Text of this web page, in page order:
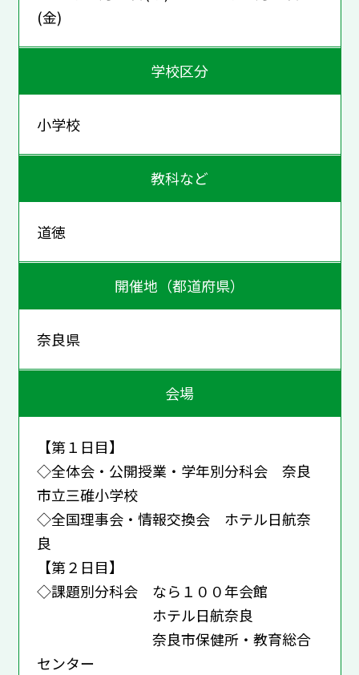
(金)
学校区分
小学校
教科など
道徳
開催地（都道府県）
奈良県
会場
【第１日目】
◇全体会・公開授業・学年別分科会 奈良
市立三碓小学校
◇全国理事会・情報交換会 ホテル日航奈
良
【第２日目】
◇課題別分科会 なら１００年会館
ホテル日航奈良
奈良市保健所・教育総合
センター